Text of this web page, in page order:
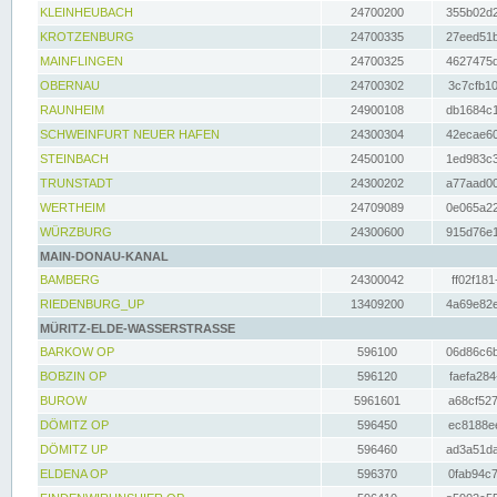
KLEINHEUBACH 24700200
KROTZENBURG
24700335
MAINFLINGEN
24700325
OBERNAU
24700302
RAUNHEIM
24900108
SCHWEINFURT NEUER HAFEN
24300304
STEINBACH
24500100
TRUNSTADT
24300202
WERTHEIM
24709089
WÜRZBURG
24300600
MAIN-DONAU-KANAL
BAMBERG
24300042
RIEDENBURG_UP
13409200
MÜRITZ-ELDE-WASSERSTRASSE
BARKOW OP
596100
BOBZIN OP
596120
BUROW
5961601
DÖMITZ OP
596450
DÖMITZ UP
596460
ELDENA OP
596370